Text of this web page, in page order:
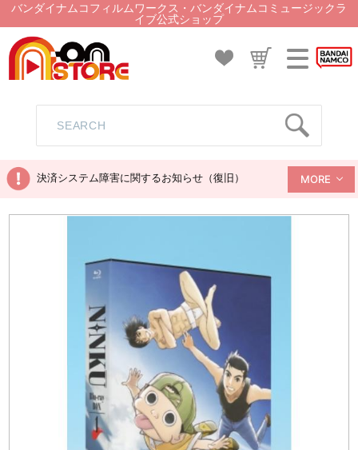
バンダイナムコフィルムワークス・バンダイナムコミュージックラ
イブ公式ショップ
決済システム障害に関するお知らせ（復旧） MORE